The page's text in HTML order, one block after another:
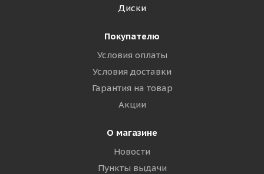
Диски
Покупателю
Условия оплаты
Условия доставки
Гарантия на товар
Акции
О магазине
Новости
Пункты выдачи